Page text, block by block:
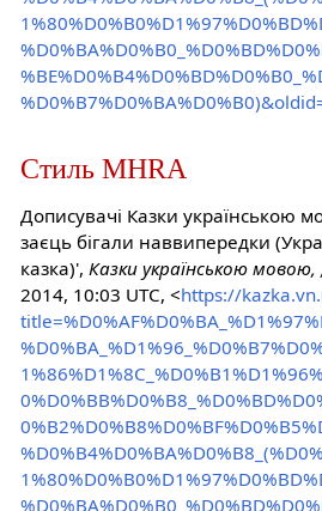
Стиль MHRA
Дописувачі Казки українською
заєць бігали наввипередки
казка)', Казки українською мовою,
2014, 10:03 UTC, <https://